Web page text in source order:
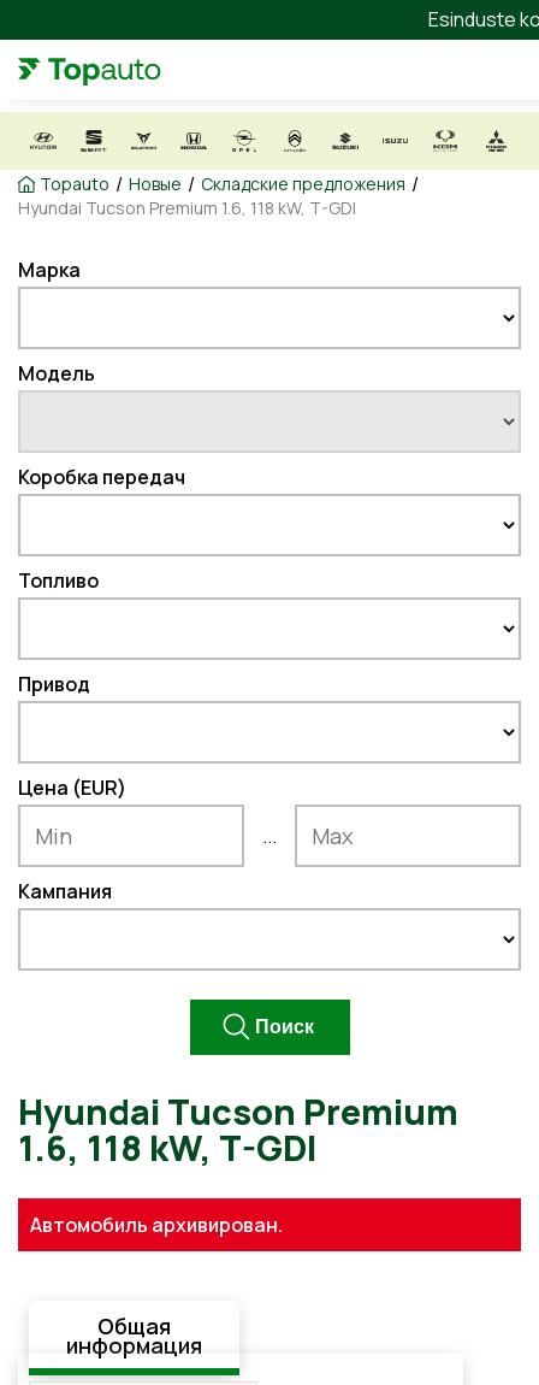
Esinduste
Topauto / Новые / Складские предложения /
Hyundai Tucson Premium 1.6, 118 kW, T-GDI
Марка
Модель
Коробка передач
Топливо
Привод
Цена (EUR)
...
Кампания
Hyundai Tucson Premium
Автомобиль архивирован.
Общая
информация